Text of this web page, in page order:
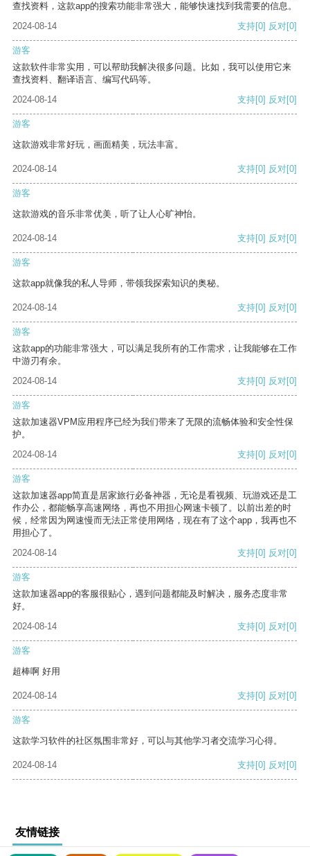
查找资料，这款app的搜索功能非常强大，能够快速找到我需要的信息。
2024-08-14
支持[0] 反对[0]
游客
这款软件非常实用，可以帮助我解决很多问题。比如，我可以使用它来
查找资料、翻译语言、编写代码等。
2024-08-14
支持[0] 反对[0]
游客
这款游戏非常好玩，画面精美，玩法丰富。
2024-08-14 支持[0] 反对[0]
游客
这款游戏的音乐非常优美，听了让人心旷神怡。
2024-08-14 支持[0] 反对[0]
游客
这款app就像我的私人导师，带领我探索知识的奥秘。
2024-08-14 支持[0] 反对[0]
游客
这款app的功能非常强大，可以满足我所有的工作需求，让我能够在工作
中游刃有余。
2024-08-14
支持[0] 反对[0]
游客
这款加速器VPM应用程序已经为我们带来了无限的流畅体验和安全性保
护。
2024-08-14
支持[0] 反对[0]
游客
这款加速器app简直是居家旅行必备神器，无论是看视频、玩游戏还是工
作办公，都能畅享高速网络，再也不用担心网速卡顿了。以前出差的时
候，经常因为网速慢而无法正常使用网络，现在有了这个app，我再也不
用担心了。
2024-08-14
支持[0] 反对[0]
游客
这款加速器app的客服很贴心，遇到问题都能及时解决，服务态度非常
好。
2024-08-14
支持[0] 反对[0]
游客
超棒啊 好用
2024-08-14 支持[0] 反对[0]
游客
这款学习软件的社区氛围非常好，可以与其他学习者交流学习心得。
2024-08-14 支持[0] 反对[0]
友情链接